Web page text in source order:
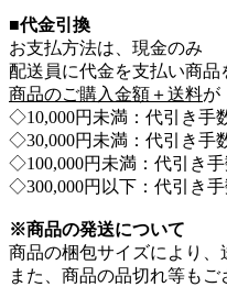
■代金引換
お支払方法は、現金のみ
配送員に代金を支払い商品
商品のご購入金額＋送料が
◇10,000円未満：代引き手
◇30,000円未満：代引き手
◇100,000円未満：代引き
◇300,000円以下：代引き
※商品の発送について
商品の梱包サイズにより、
また、商品の品切れ等もご